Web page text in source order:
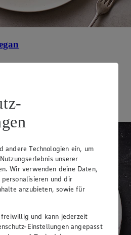
andere Technologien ein, um
unserer
Wir verwenden deine Daten,
und dir
anzubieten, sowie für
und kann jederzeit
Einstellungen angepasst